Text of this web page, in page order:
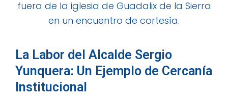
La Labor del Alcalde Sergio
Yunquera: Un Ejemplo de Cercanía
Institucional